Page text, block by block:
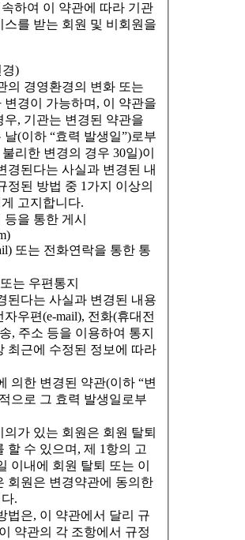
하여 이 약관에 따라 기관
스를 받는 회원 및 비회원을
경)
의 경영환경의 변화 또는
변경이 가능하며, 이 약관을
우, 기관는 변경된 약관을
(이하 “효력 발생일”)로부
리한 변경의 경우 30일)이
경된다는 사실과 변경된 내
정된 방법 중 1가지 이상의
고지합니다.
을 통한 게시
또는 전화연락을 통한 통
는 우편통지
된다는 사실과 변경된 내용
우편(e-mail), 전화(휴대전
, 주소 등을 이용하여 통지
최근에 수정된 정보에 따라
의한 변경된 약관(이하 “변
으로 그 효력 발생일로부
가 있는 회원은 회원 탈퇴
할 수 있으며, 제 1항의 고
이내에 회원 탈퇴 또는 이
회원은 변경약관에 동의한
.
은, 이 약관에서 달리 규
약관의 각 조항에서 규정